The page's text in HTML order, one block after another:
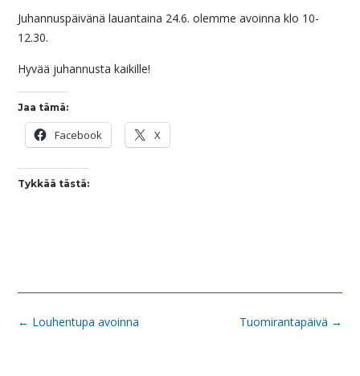
Juhannuspäivänä lauantaina 24.6. olemme avoinna klo 10-
12.30.
Hyvää juhannusta kaikille!
Jaa tämä:
Facebook X
Tykkää tästä:
Post
Tuomirantapäivä →
← Louhentupa avoinna